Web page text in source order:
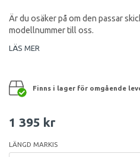
Är du osäker på om den passar
modellnummer till oss.
LÄS MER
Finns i lager för omgående
1 395 kr
LÄNGD MARKIS